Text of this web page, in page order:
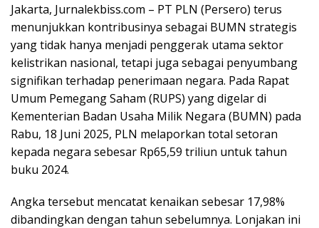
Jakarta, Jurnalekbiss.com – PT PLN (Persero) terus
menunjukkan kontribusinya sebagai BUMN strategis
yang tidak hanya menjadi penggerak utama sektor
kelistrikan nasional, tetapi juga sebagai penyumbang
signifikan terhadap penerimaan negara. Pada Rapat
Umum Pemegang Saham (RUPS) yang digelar di
Kementerian Badan Usaha Milik Negara (BUMN) pada
Rabu, 18 Juni 2025, PLN melaporkan total setoran
kepada negara sebesar Rp65,59 triliun untuk tahun
buku 2024.
Angka tersebut mencatat kenaikan sebesar 17,98%
dibandingkan dengan tahun sebelumnya. Lonjakan ini